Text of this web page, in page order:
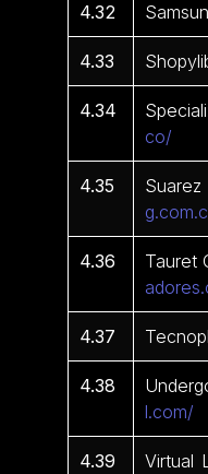
4.32
4.33
4.34
co/
4.35
4.36 Tauret
4.37
4.38
l.com/
4.39 Virtual